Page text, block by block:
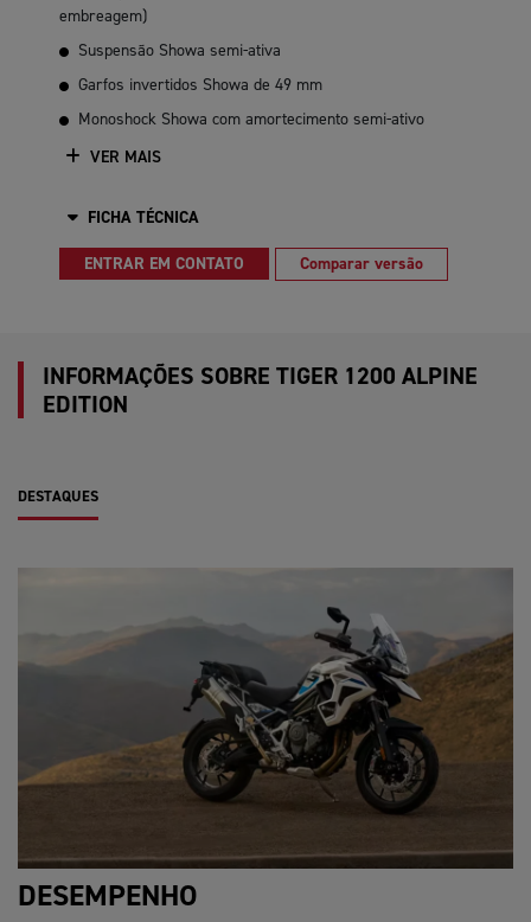
embreagem)
Suspensão Showa semi-ativa
Garfos invertidos Showa de 49 mm
Monoshock Showa com amortecimento semi-ativo
VER MAIS
FICHA TÉCNICA
ENTRAR EM CONTATO Comparar versão
INFORMAÇÕES SOBRE TIGER 1200 ALPINE
EDITION
DESTAQUES
DESEMPENHO